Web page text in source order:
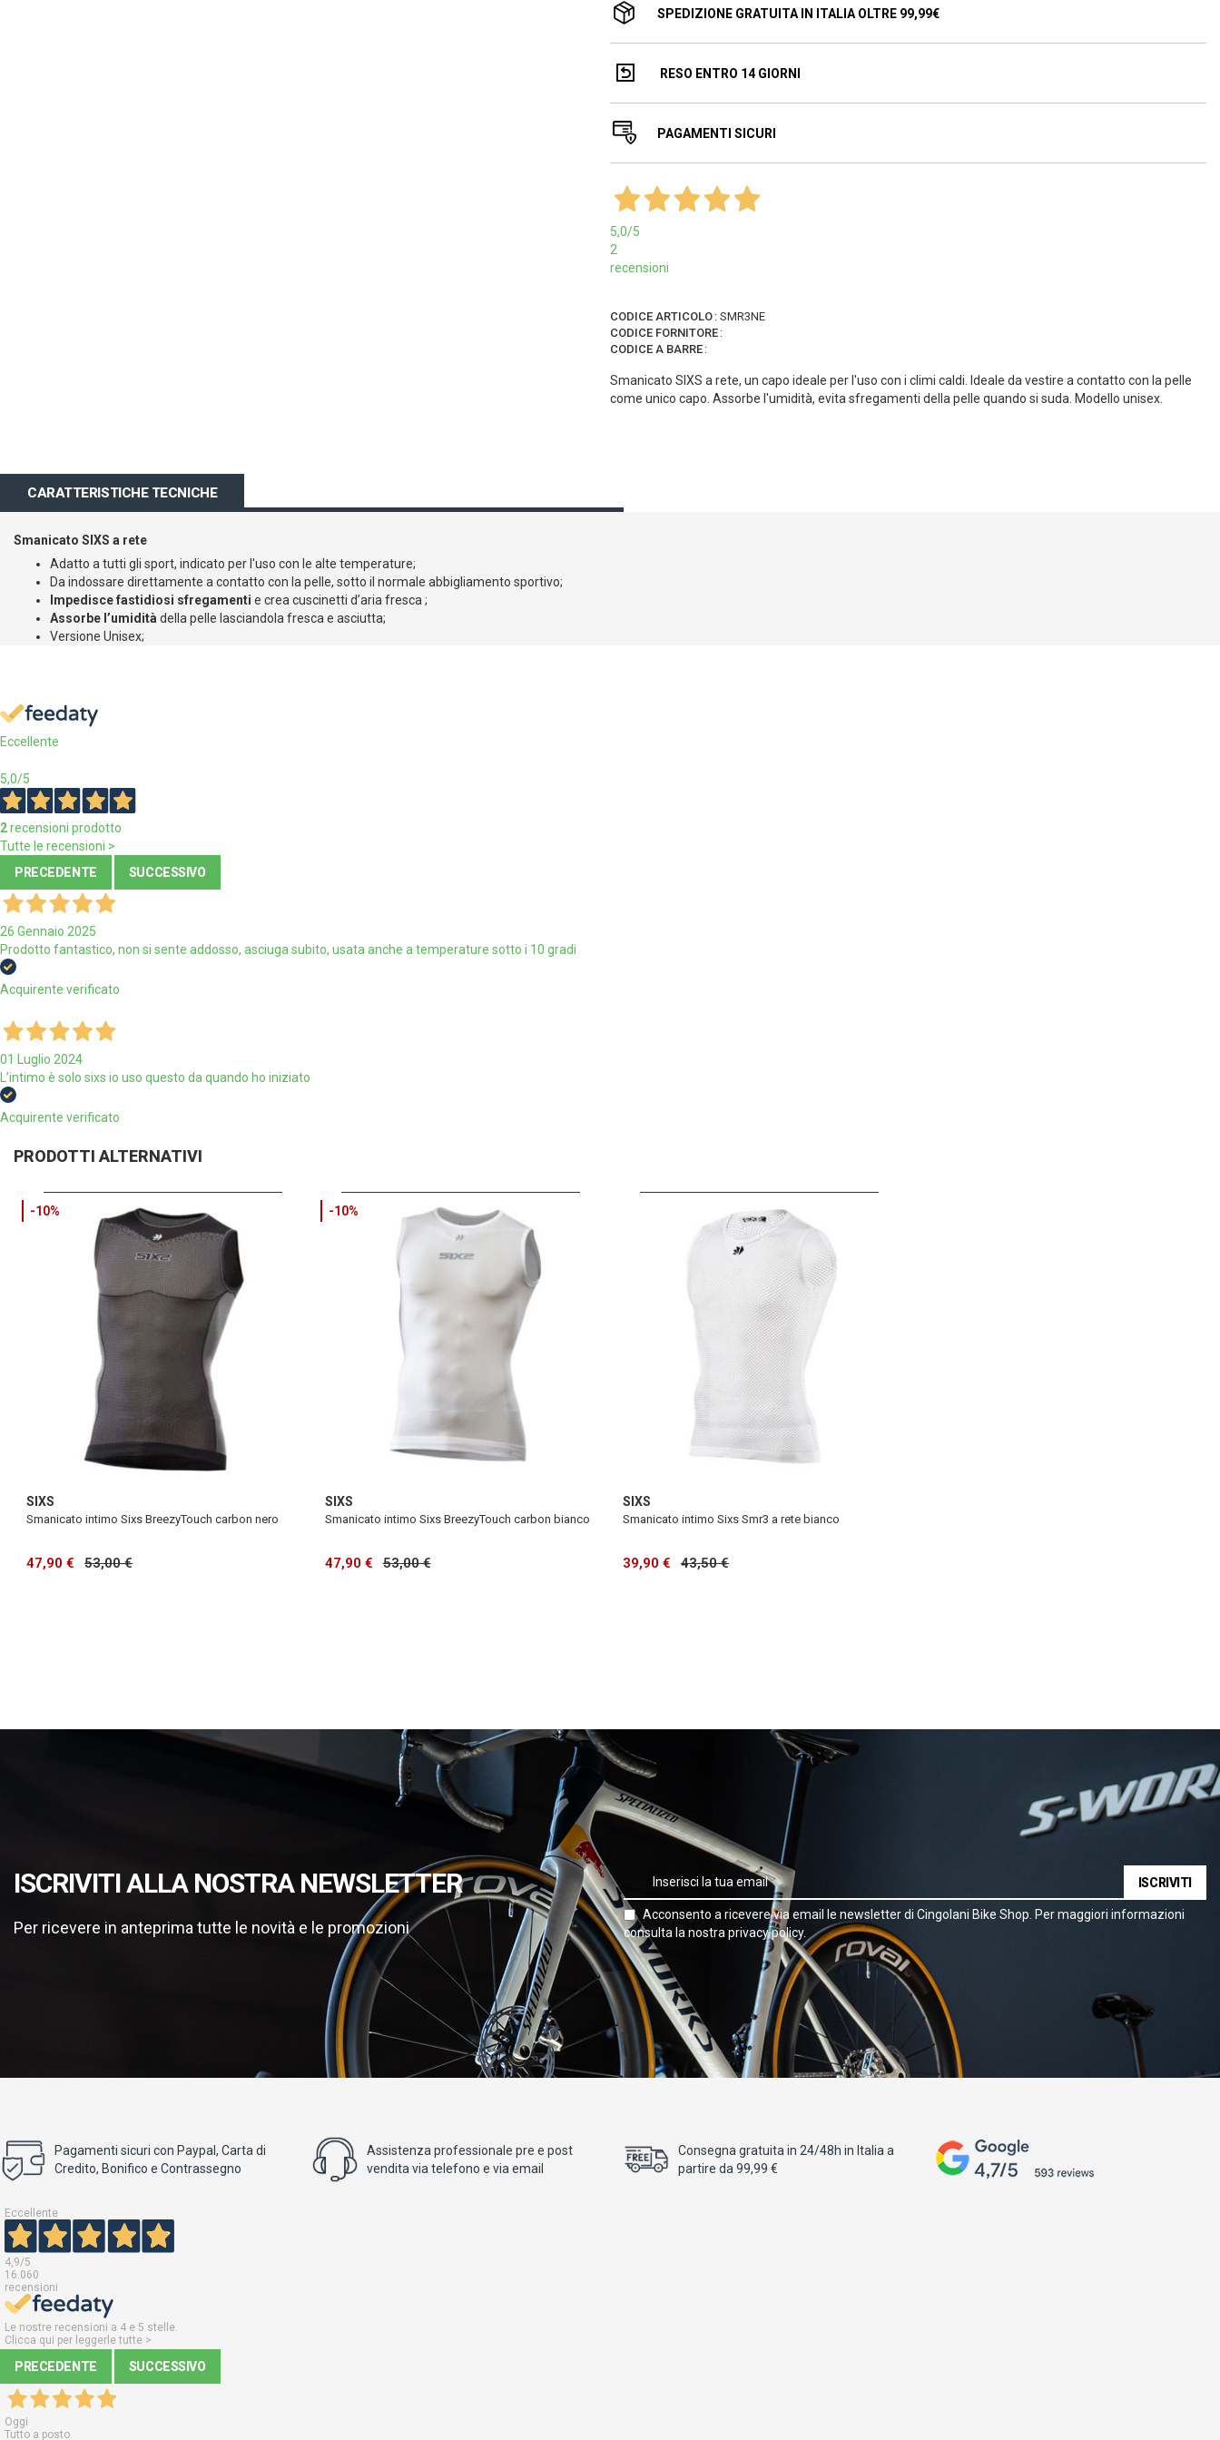
SPEDIZIONE GRATUITA IN ITALIA OLTRE 99,99€
RESO ENTRO 14 GIORNI
PAGAMENTI SICURI
5,0/5
2
recensioni
CODICE ARTICOLO : SMR3NE
CODICE FORNITORE :
CODICE A BARRE :
Smanicato SIXS a rete, un capo ideale per l'uso con i climi caldi. Ideale da vestire a contatto con la pelle
come unico capo. Assorbe l'umidità, evita sfregamenti della pelle quando si suda. Modello unisex.
CARATTERISTICHE TECNICHE
Smanicato SIXS a rete
Adatto a tutti gli sport, indicato per l'uso con le alte temperature;
Da indossare direttamente a contatto con la pelle, sotto il normale abbigliamento sportivo;
Impedisce fastidiosi sfregamenti e crea cuscinetti d’aria fresca ;
Assorbe l’umidità della pelle lasciandola fresca e asciutta;
Versione Unisex;
Eccellente
5,0/5
2recensioni prodotto
Tutte le recensioni >
PRECEDENTE
SUCCESSIVO
26 Gennaio 2025
Prodotto fantastico, non si sente addosso, asciuga subito, usata anche a temperature sotto i 10 gradi
Acquirente verificato
01 Luglio 2024
L’intimo è solo sixs io uso questo da quando ho iniziato
Acquirente verificato
PRODOTTI ALTERNATIVI
-10%
SIXS
Smanicato intimo Sixs BreezyTouch carbon nero
47,90 € 53,00 €
-10%
SIXS
Smanicato intimo Sixs BreezyTouch carbon bianco
47,90 € 53,00 €
SIXS
Smanicato intimo Sixs Smr3 a rete bianco
39,90 € 43,50 €
ISCRIVITI ALLA NOSTRA NEWSLETTER
Per ricevere in anteprima tutte le novità e le promozioni
ISCRIVITI
Acconsento a ricevere via email le newsletter di Cingolani Bike Shop. Per maggiori informazioni
consulta la nostra privacy policy.
Pagamenti sicuri con Paypal, Carta di
Credito, Bonifico e Contrassegno
Assistenza professionale pre e post
vendita via telefono e via email
Consegna gratuita in 24/48h in Italia a
partire da 99,99 €
Eccellente
4,9/5
16.060
recensioni
Le nostre recensioni a 4 e 5 stelle.
Clicca qui per leggerle tutte >
PRECEDENTE SUCCESSIVO
Oggi
Tutto a posto